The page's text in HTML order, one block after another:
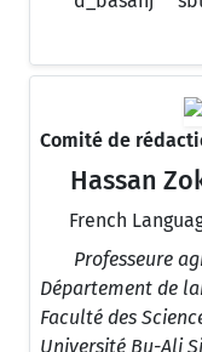
Comité de
Hassan
French
Professeure
Département de
Faculté des
Université Bu-Ali